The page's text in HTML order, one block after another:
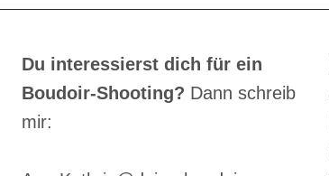
ASTRID
Du interessierst dich für ein
Boudoir-Shooting? Dann schreib
mir: